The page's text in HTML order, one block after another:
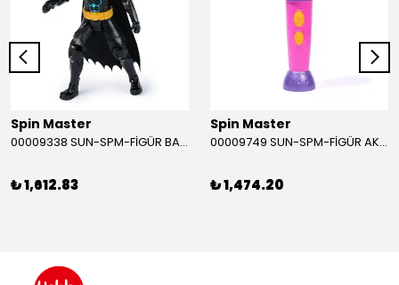
Spin Master
00009338 SUN-SPM-FİGÜR BATMAN NİNJA STRIKE 30 CM. EXC.
₺ 1,612.83
Spin Master
00009749 SUN-SPM-FİGÜR AKS. DORA MİKROFON YAĞMUR ORMANI RİTMİ (DORA) SESLİ
₺ 1,474.20